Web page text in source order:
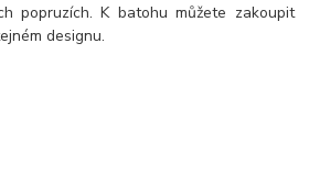
popruzích. K batohu můžete zakoupit
designu.